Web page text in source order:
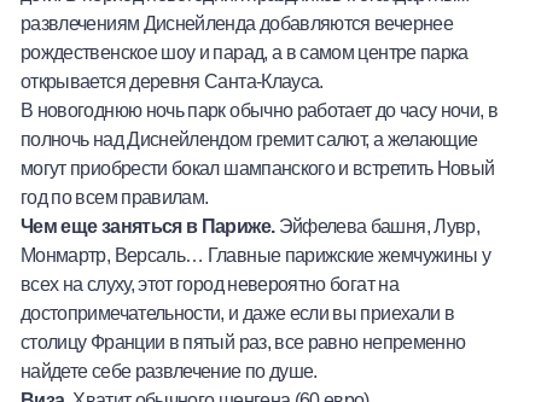
развлечениям Диснейленда добавляются вечернее
рождественское шоу и парад, а в самом центре парка
открывается деревня Санта-Клауса.
В новогоднюю ночь парк обычно работает до часу ночи, в
полночь над Диснейлендом гремит салют, а желающие
могут приобрести бокал шампанского и встретить Новый
год по всем правилам.
Чем еще заняться в Париже.Эйфелева башня, Лувр,
Монмартр, Версаль… Главные парижские жемчужины у
всех на слуху, этот город невероятно богат на
достопримечательности, и даже если вы приехали в
столицу Франции в пятый раз, все равно непременно
найдете себе развлечение по душе.